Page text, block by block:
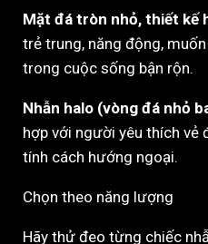
Mặt đá tròn nhỏ, thiết kế
trẻ trung, năng động,
trong cuộc sống bận rộn.
Nhẫn halo (vòng đá nhỏ
hợp với người yêu thích vẻ
tính cách hướng ngoại.
Chọn theo năng lượng
Hãy thử đeo từng chiếc